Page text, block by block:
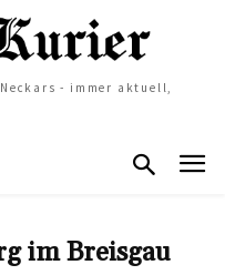
- immer aktuell,
im Breisgau